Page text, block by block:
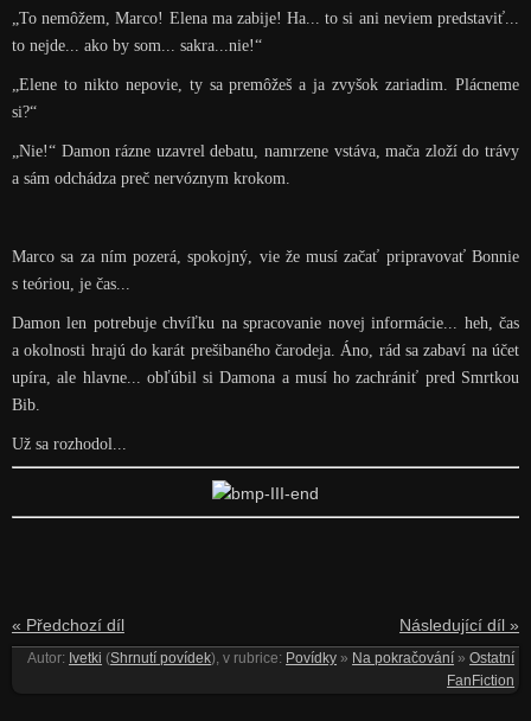
„To nemôžem, Marco! Elena ma zabije! Ha... to si ani neviem predstaviť...
to nejde... ako by som... sakra...nie!“
„Elene to nikto nepovie, ty sa premôžeš a ja zvyšok zariadim. Plácneme
si?“
„Nie!“ Damon rázne uzavrel debatu, namrzene vstáva, mača zloží do trávy
a sám odchádza preč nervóznym krokom.
Marco sa za ním pozerá, spokojný, vie že musí začať pripravovať Bonnie
s teóriou, je čas...
Damon len potrebuje chvíľku na spracovanie novej informácie... heh, čas
a okolnosti hrajú do karát prešibaného čarodeja. Áno, rád sa zabaví na účet
upíra, ale hlavne... obľúbil si Damona a musí ho zachrániť pred Smrtkou
Bib.
Už sa rozhodol...
« Předchozí díl Následující díl »
Autor: Ivetki (Shrnutí povídek), v rubrice: Povídky » Na pokračování »Ostatní
FanFiction